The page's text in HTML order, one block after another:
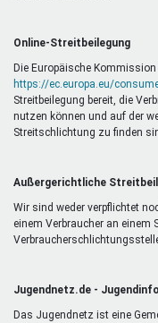
Online-Streitbeilegung
Die Europäische
https://ec.europa.eu/
Streitbeilegung bereit, die
nutzen können und auf der
Streitschlichtung zu finden
Außergerichtliche
Wir sind weder verpflichtet
einem Verbraucher an einem
Jugendnetz.de -
Das Jugendnetz ist eine